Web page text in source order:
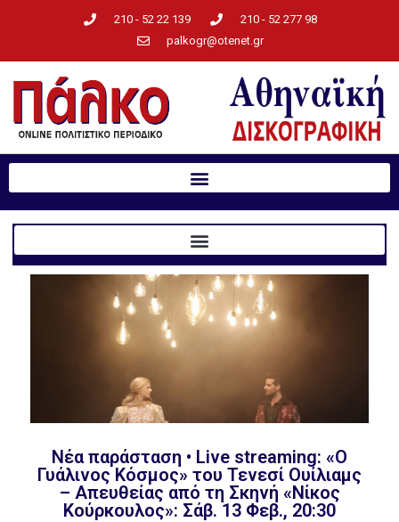
210 - 52 22 139
210 - 52 277 98
palkogr@otenet.gr
Νέα παράσταση • Live streaming: «O
Γυάλινος Κόσμος» του Τενεσί Ουίλιαμς
– Απευθείας από τη Σκηνή «Νίκος
Κούρκουλος»: Σάβ. 13 Φεβ., 20:30